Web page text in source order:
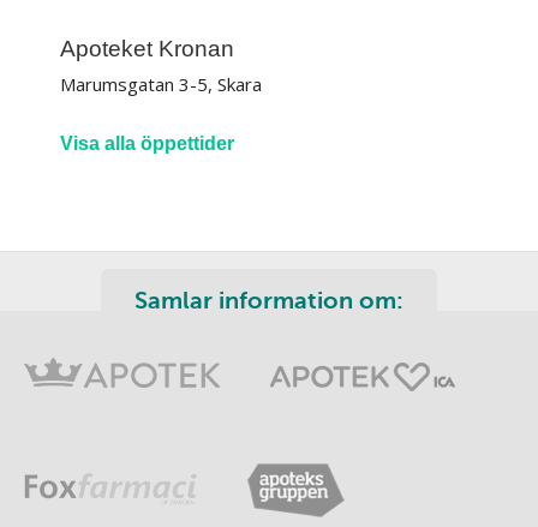
Apoteket Kronan
Marumsgatan 3-5, Skara
Visa alla öppettider
Samlar information om: